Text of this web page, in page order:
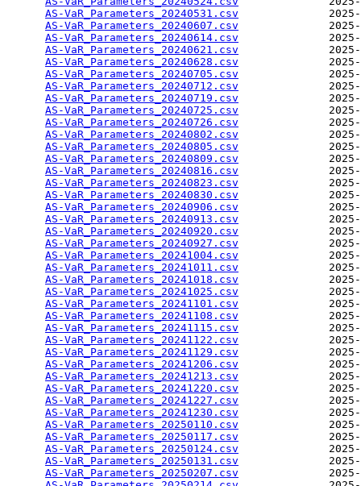
AS-VaR_Parameters_20240531.csv
AS-VaR_Parameters_20240607.csv
AS-VaR_Parameters_20240614.csv
AS-VaR_Parameters_20240621.csv
AS-VaR_Parameters_20240628.csv
AS-VaR_Parameters_20240705.csv
AS-VaR_Parameters_20240712.csv
AS-VaR_Parameters_20240719.csv
AS-VaR_Parameters_20240725.csv
AS-VaR_Parameters_20240726.csv
AS-VaR_Parameters_20240802.csv
AS-VaR_Parameters_20240805.csv
AS-VaR_Parameters_20240809.csv
AS-VaR_Parameters_20240816.csv
AS-VaR_Parameters_20240823.csv
AS-VaR_Parameters_20240830.csv
AS-VaR_Parameters_20240906.csv
AS-VaR_Parameters_20240913.csv
AS-VaR_Parameters_20240920.csv
AS-VaR_Parameters_20240927.csv
AS-VaR_Parameters_20241004.csv
AS-VaR_Parameters_20241011.csv
AS-VaR_Parameters_20241018.csv
AS-VaR_Parameters_20241025.csv
AS-VaR_Parameters_20241101.csv
AS-VaR_Parameters_20241108.csv
AS-VaR_Parameters_20241115.csv
AS-VaR_Parameters_20241122.csv
AS-VaR_Parameters_20241129.csv
AS-VaR_Parameters_20241206.csv
AS-VaR_Parameters_20241213.csv
AS-VaR_Parameters_20241220.csv
AS-VaR_Parameters_20241227.csv
AS-VaR_Parameters_20241230.csv
AS-VaR_Parameters_20250110.csv
AS-VaR_Parameters_20250117.csv
AS-VaR_Parameters_20250124.csv
AS-VaR_Parameters_20250131.csv
AS-VaR_Parameters_20250207.csv